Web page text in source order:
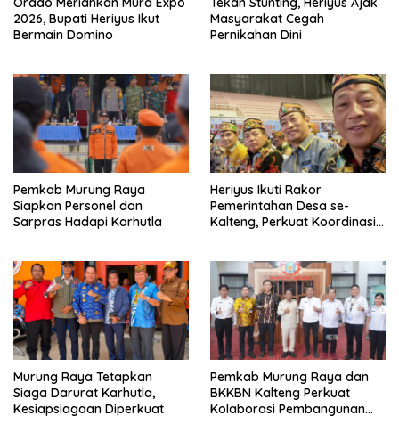
2026, Bupati Heriyus Ikut
Bermain Domino
Masyarakat Cegah
Pernikahan Dini
Pemkab Murung Raya
Siapkan Personel dan
Sarpras Hadapi Karhutla
Heriyus Ikuti Rakor
Pemerintahan Desa se-
Kalteng, Perkuat Koordinasi
Murung Raya Tetapkan
Siaga Darurat Karhutla,
Kesiapsiagaan Diperkuat
Pemkab Murung Raya dan
BKKBN Kalteng Perkuat
Kolaborasi Pembangunan